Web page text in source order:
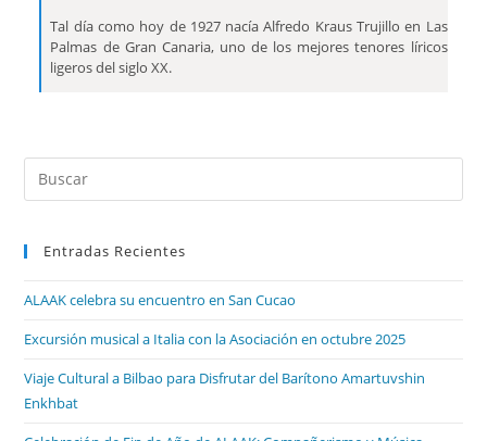
Tal día como hoy de 1927 nacía Alfredo Kraus Trujillo en Las
Palmas de Gran Canaria, uno de los mejores tenores líricos
ligeros del siglo XX.
Entradas Recientes
ALAAK celebra su encuentro en San Cucao
Excursión musical a Italia con la Asociación en octubre 2025
Viaje Cultural a Bilbao para Disfrutar del Barítono Amartuvshin
Enkhbat